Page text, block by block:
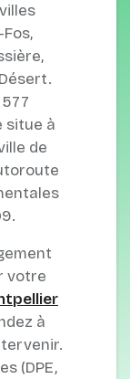
situe à
de
votre
à
(DPE,